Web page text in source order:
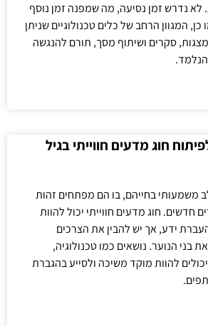
נדרש זמן נסיעה, מה שמפנה זמן נוסף
המגוון הרחב של כלים טכנולוגיים שניתן
מצגות, סקרים ושיתוף מסך, תורם להנגשה
חוג מדעים חווייתי בגיל
משמעותי בחייהם, בו הם מפתחים זהות
חדשים. חוג מדעים חווייתי יכול להוות
ידע, אך יש להבין את הצרכים
בני הנוער. נושאים כמו טכנולוגיה,
להוות מוקד משיכה ולסייע בהגברת